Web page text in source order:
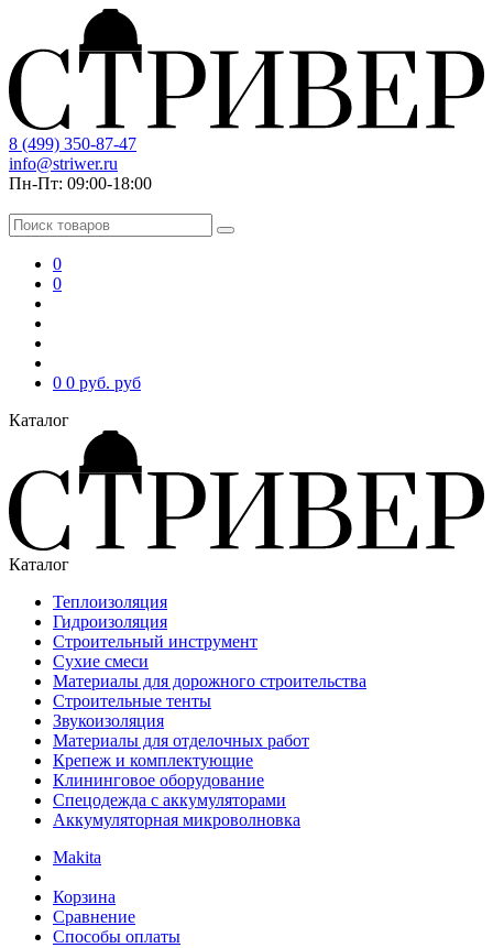
8 (499) 350-87-47
info@striwer.ru
Пн-Пт: 09:00-18:00
0
0
0 0 руб. руб
Каталог
Каталог
Теплоизоляция
Гидроизоляция
Строительный инструмент
Сухие смеси
Материалы для дорожного строительства
Строительные тенты
Звукоизоляция
Материалы для отделочных работ
Крепеж и комплектующие
Клининговое оборудование
Спецодежда с аккумуляторами
Аккумуляторная микроволновка
Makita
Корзина
Сравнение
Способы оплаты